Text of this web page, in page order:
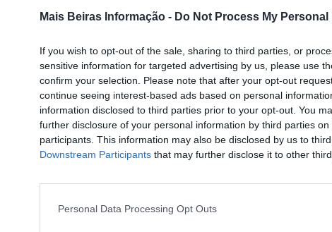
Mais Beiras Informação - Do Not Process My
If you wish to opt-out of the sale, sharing to third parties, or
sensitive information for targeted advertising by us, please use
confirm your selection. Please note that after your opt-out
continue seeing interest-based ads based on personal
information disclosed to third parties prior to your opt-out. You
further disclosure of your personal information by third parties on
participants. This information may also be disclosed by us to
Downstream Participants that may further disclose it to other
Personal Data Processing Opt Outs